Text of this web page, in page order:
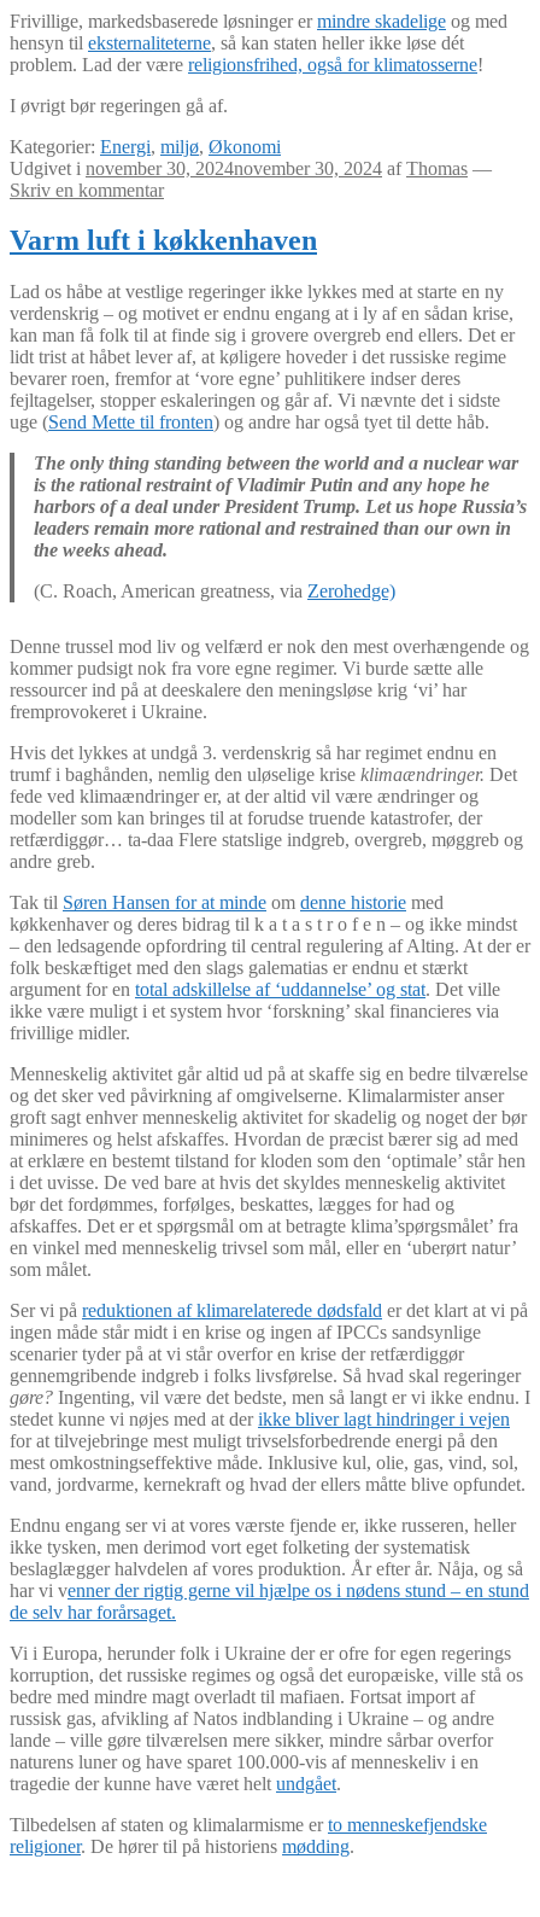
Frivillige, markedsbaserede løsninger ermindre skadelige og med
hensyn til eksternaliteterne, så kan staten heller ikke løse dét
problem. Lad der være religionsfrihed, også for klimatosserne!
I øvrigt bør regeringen gå af.
Kategorier: Energi, miljø, Økonomi
Udgivet i november 30, 2024november 30, 2024 afThomas —
Skriv en kommentar
Varm luft i køkkenhaven
Lad os håbe at vestlige regeringer ikke lykkes med at starte en ny
verdenskrig – og motivet er endnu engang at i ly af en sådan krise,
kan man få folk til at finde sig i grovere overgreb end ellers. Det er
lidt trist at håbet lever af, at køligere hoveder i det russiske regime
bevarer roen, fremfor at ‘vore egne’ puhlitikere indser deres
fejltagelser, stopper eskaleringen og går af. Vi nævnte det i sidste
uge (Send Mette til fronten) og andre har også tyet til dette håb.
The only thing standing between the world and a nuclear war
is the rational restraint of Vladimir Putin and any hope he
harbors of a deal under President Trump. Let us hope Russia’s
leaders remain more rational and restrained than our own in
the weeks ahead.
(C. Roach, American greatness, via Zerohedge)
Denne trussel mod liv og velfærd er nok den mest overhængende og
kommer pudsigt nok fra vore egne regimer. Vi burde sætte alle
ressourcer ind på at deeskalere den meningsløse krig ‘vi’ har
fremprovokeret i Ukraine.
Hvis det lykkes at undgå 3. verdenskrig så har regimet endnu en
trumf i baghånden, nemlig den uløselige krise klimaændringer. Det
fede ved klimaændringer er, at der altid vil være ændringer og
modeller som kan bringes til at forudse truende katastrofer, der
retfærdiggør… ta-daa Flere statslige indgreb, overgreb, møggreb og
andre greb.
Tak til Søren Hansen for at minde om denne historie med
køkkenhaver og deres bidrag til k a t a s t r o f e n – og ikke mindst
– den ledsagende opfordring til central regulering af Alting. At der er
folk beskæftiget med den slags galematias er endnu et stærkt
argument for en total adskillelse af ‘uddannelse’ og stat. Det ville
ikke være muligt i et system hvor ‘forskning’ skal financieres via
frivillige midler.
Menneskelig aktivitet går altid ud på at skaffe sig en bedre tilværelse
og det sker ved påvirkning af omgivelserne. Klimalarmister anser
groft sagt enhver menneskelig aktivitet for skadelig og noget der bør
minimeres og helst afskaffes. Hvordan de præcist bærer sig ad med
at erklære en bestemt tilstand for kloden som den ‘optimale’ står hen
i det uvisse. De ved bare at hvis det skyldes menneskelig aktivitet
bør det fordømmes, forfølges, beskattes, lægges for had og
afskaffes. Det er et spørgsmål om at betragte klima’spørgsmålet’ fra
en vinkel med menneskelig trivsel som mål, eller en ‘uberørt natur’
som målet.
Ser vi på reduktionen af klimarelaterede dødsfald er det klart at vi på
ingen måde står midt i en krise og ingen af IPCCs sandsynlige
scenarier tyder på at vi står overfor en krise der retfærdiggør
gennemgribende indgreb i folks livsførelse. Så hvad skal regeringer
gøre? Ingenting, vil være det bedste, men så langt er vi ikke endnu. I
stedet kunne vi nøjes med at derikke bliver lagt hindringer i vejen
for at tilvejebringe mest muligt trivselsforbedrende energi på den
mest omkostningseffektive måde. Inklusive kul, olie, gas, vind, sol,
vand, jordvarme, kernekraft og hvad der ellers måtte blive opfundet.
Endnu engang ser vi at vores værste fjende er, ikke russeren, heller
ikke tysken, men derimod vort eget folketing der systematisk
beslaglægger halvdelen af vores produktion. År efter år. Nåja, og så
har vi venner der rigtig gerne vil hjælpe os i nødens stund – en stund
de selv har forårsaget.
Vi i Europa, herunder folk i Ukraine der er ofre for egen regerings
korruption, det russiske regimes og også det europæiske, ville stå os
bedre med mindre magt overladt til mafiaen. Fortsat import af
russisk gas, afvikling af Natos indblanding i Ukraine – og andre
lande – ville gøre tilværelsen mere sikker, mindre sårbar overfor
naturens luner og have sparet 100.000-vis af menneskeliv i en
tragedie der kunne have været helt undgået.
Tilbedelsen af staten og klimalarmisme erto menneskefjendske
religioner. De hører til på historiens mødding.